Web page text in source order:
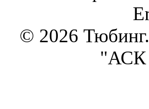
© 2026
"АСК